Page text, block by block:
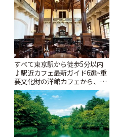
すべて東京駅から徒歩5分以内
♪駅近カフェ最新ガイド6選~重
要文化財の洋館カフェから、改
札すぐのレトロ喫茶まで~ | こと
りっぷ